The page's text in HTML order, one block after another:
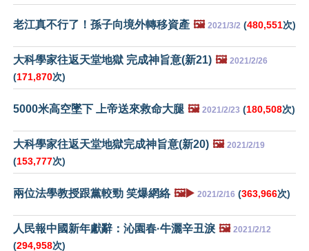
老江真不行了！孫子向境外轉移資產 🖼️ 2021/3/2 (480,551次)
大科學家往返天堂地獄 完成神旨意(新21) 🖼️ 2021/2/26
(171,870次)
5000米高空墜下 上帝送來救命大腿 🖼️ 2021/2/23 (180,508次)
大科學家往返天堂地獄完成神旨意(新20) 🖼️ 2021/2/19
(153,777次)
兩位法學教授跟黨較勁 笑爆網絡 🖼️▶️ 2021/2/16 (363,966次)
人民報中國新年獻辭：沁園春·牛灑辛丑淚 🖼️ 2021/2/12
(294,958次)